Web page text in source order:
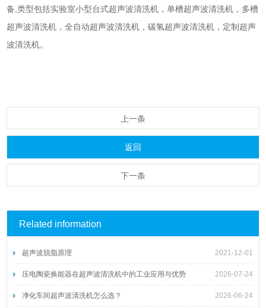
备,类型包括实验室小型台式超声波清洗机 ，单槽超声波清洗机 ，多槽
超声波清洗机 ，全自动超声波清洗机 ，碳氢超声波清洗机 ，定制 超声
波清洗机。
上一条
返回
下一条
Related information
2021-12-01
超声波脱脂原理
2026-07-24
压电陶瓷换能器在超声波清洗机中的工业应用与优势
2026-06-24
净化车间超声波清洗机怎么选？